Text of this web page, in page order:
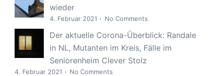
wieder
4. Februar 2021 No Comments
Der aktuelle Corona-Überblick: Randale
in NL, Mutanten im Kreis, Fälle im
Seniorenheim Clever Stolz
4. Februar 2021 No Comments